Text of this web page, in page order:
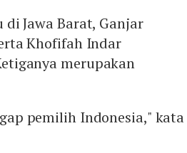
Jawa Barat, Ganjar
Khofifah Indar
merupakan
pemilih Indonesia," kata